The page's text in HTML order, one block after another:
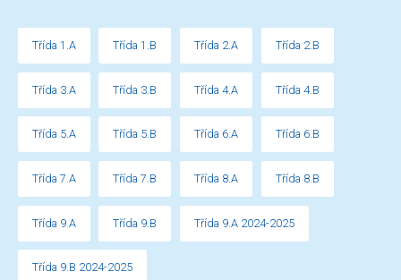
Třída 1.A Třída 1.B Třída 2.A Třída 2.B
Třída 3.A Třída 3.B Třída 4.A Třída 4.B
Třída 5.A Třída 5.B Třída 6.A Třída 6.B
Třída 7.A Třída 7.B Třída 8.A Třída 8.B
Třída 9.A Třída 9.B Třída 9.A 2024-2025
Třída 9.B 2024-2025